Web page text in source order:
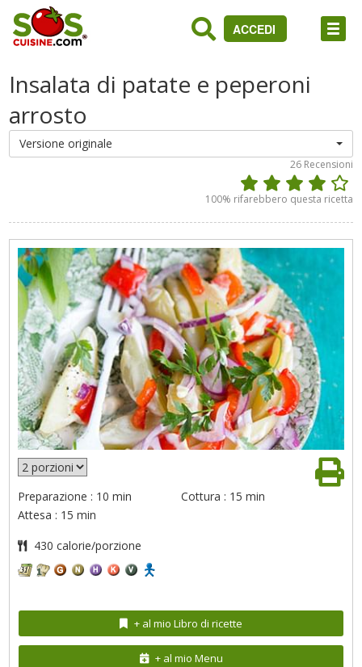
ACCEDI
Insalata di patate e peperoni
arrosto
Versione originale
26 Recensioni
100% rifarebbero questa ricetta
Preparazione : 10 min
Cottura : 15 min
Attesa : 15 min
430 calorie/porzione
+ al mio Libro di ricette
+ al mio Menu